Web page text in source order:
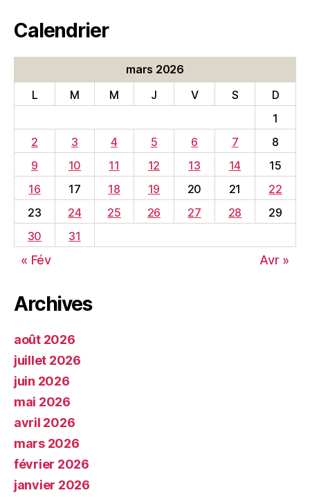
Calendrier
mars 2026
L
M M J V S
D
1
2
3 4 5 6 7
8
9
10 11 12 13 14
15
16
17 18 19 20 21
22
23
24 25 26 27 28
29
30
31
« Fév Avr »
Archives
août 2026
juillet 2026
juin 2026
mai 2026
avril 2026
mars 2026
février 2026
janvier 2026